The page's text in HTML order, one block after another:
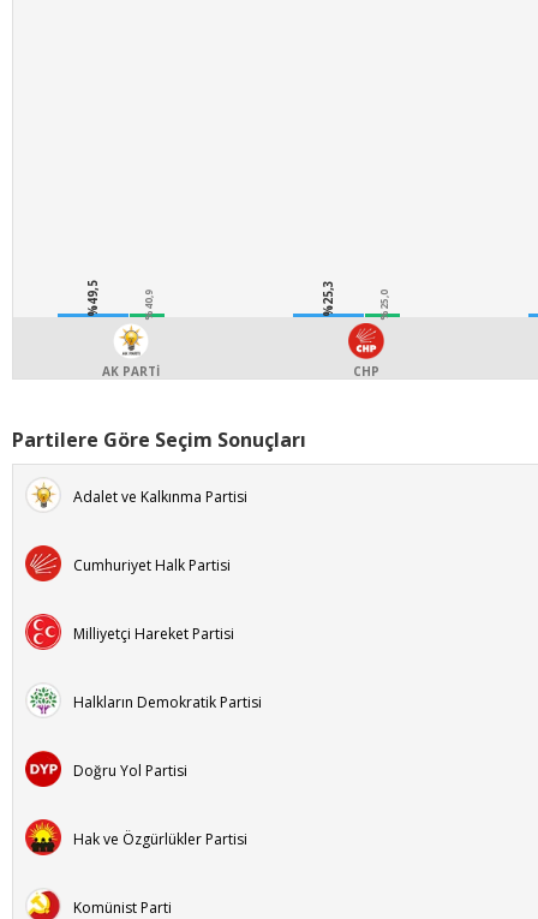
%49,5 %40,9
AK PARTİ
%25,3 %25,0
CHP
Partilere Göre Seçim Sonuçları
Adalet ve Kalkınma Partisi
Cumhuriyet Halk Partisi
Milliyetçi Hareket Partisi
Halkların Demokratik Partisi
Doğru Yol Partisi
Hak ve Özgürlükler Partisi
Komünist Parti